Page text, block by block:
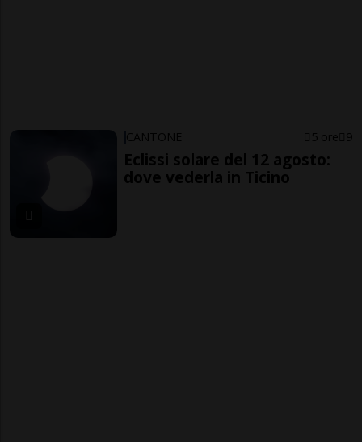
CANTONE 5 ore 9
Eclissi solare del 12 agosto:
dove vederla in Ticino